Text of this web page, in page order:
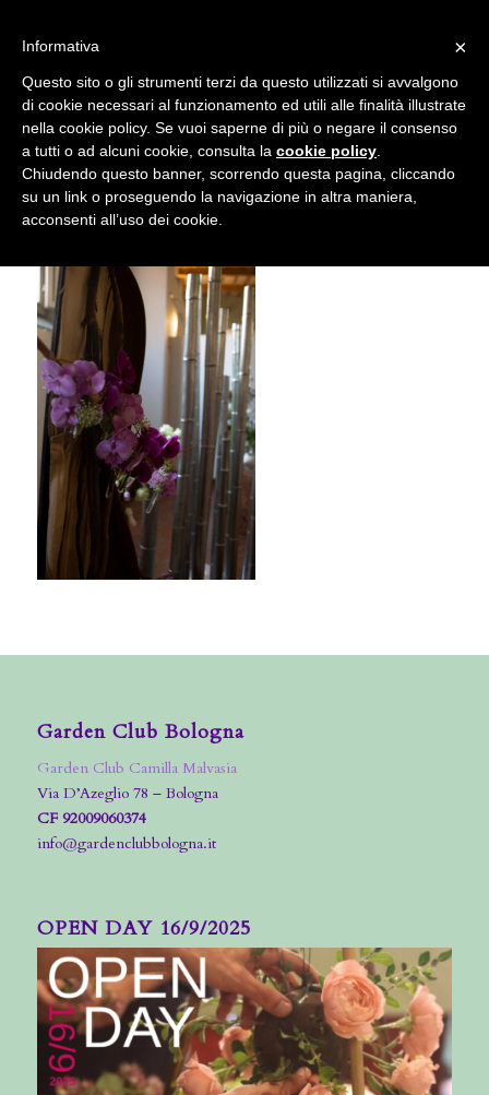
Mostra Feste d’inverno 2018
Garden Club Bologna
Garden Club Camilla Malvasia
Via D’Azeglio 78 – Bologna
CF 92009060374
info@gardenclubbologna.it
OPEN DAY 16/9/2025
accetta l'uso dei cookies previsto nella pagina dedicata.
Fai clic per abilitare/disabilitare il tracciamento di
Google Analytics.
OK Privacy e cookie policy
×
Informativa
Questo sito o gli strumenti terzi da questo utilizzati si avvalgono
di cookie necessari al funzionamento ed utili alle finalità illustrate
nella cookie policy. Se vuoi saperne di più o negare il consenso
a tutti o ad alcuni cookie, consulta la cookie policy
Chiudendo questo banner, scorrendo questa pagina, cliccando
su un link o proseguendo la navigazione in altra maniera,
acconsenti all’uso dei cookie.